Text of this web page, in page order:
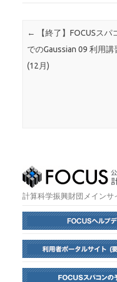
投稿ナビゲーション
←
【終了】FOCUSスパ
でのGaussian 09 利用講
(12月)
計算科学振興財団メインサ